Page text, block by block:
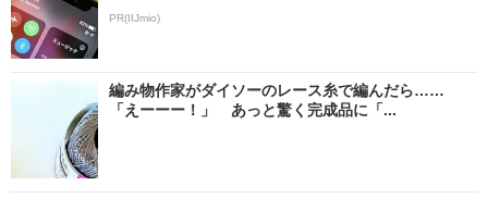
PR(IIJmio)
編み物作家がダイソーのレース糸で編んだら……
「えーーー！」 あっと驚く完成品に「...